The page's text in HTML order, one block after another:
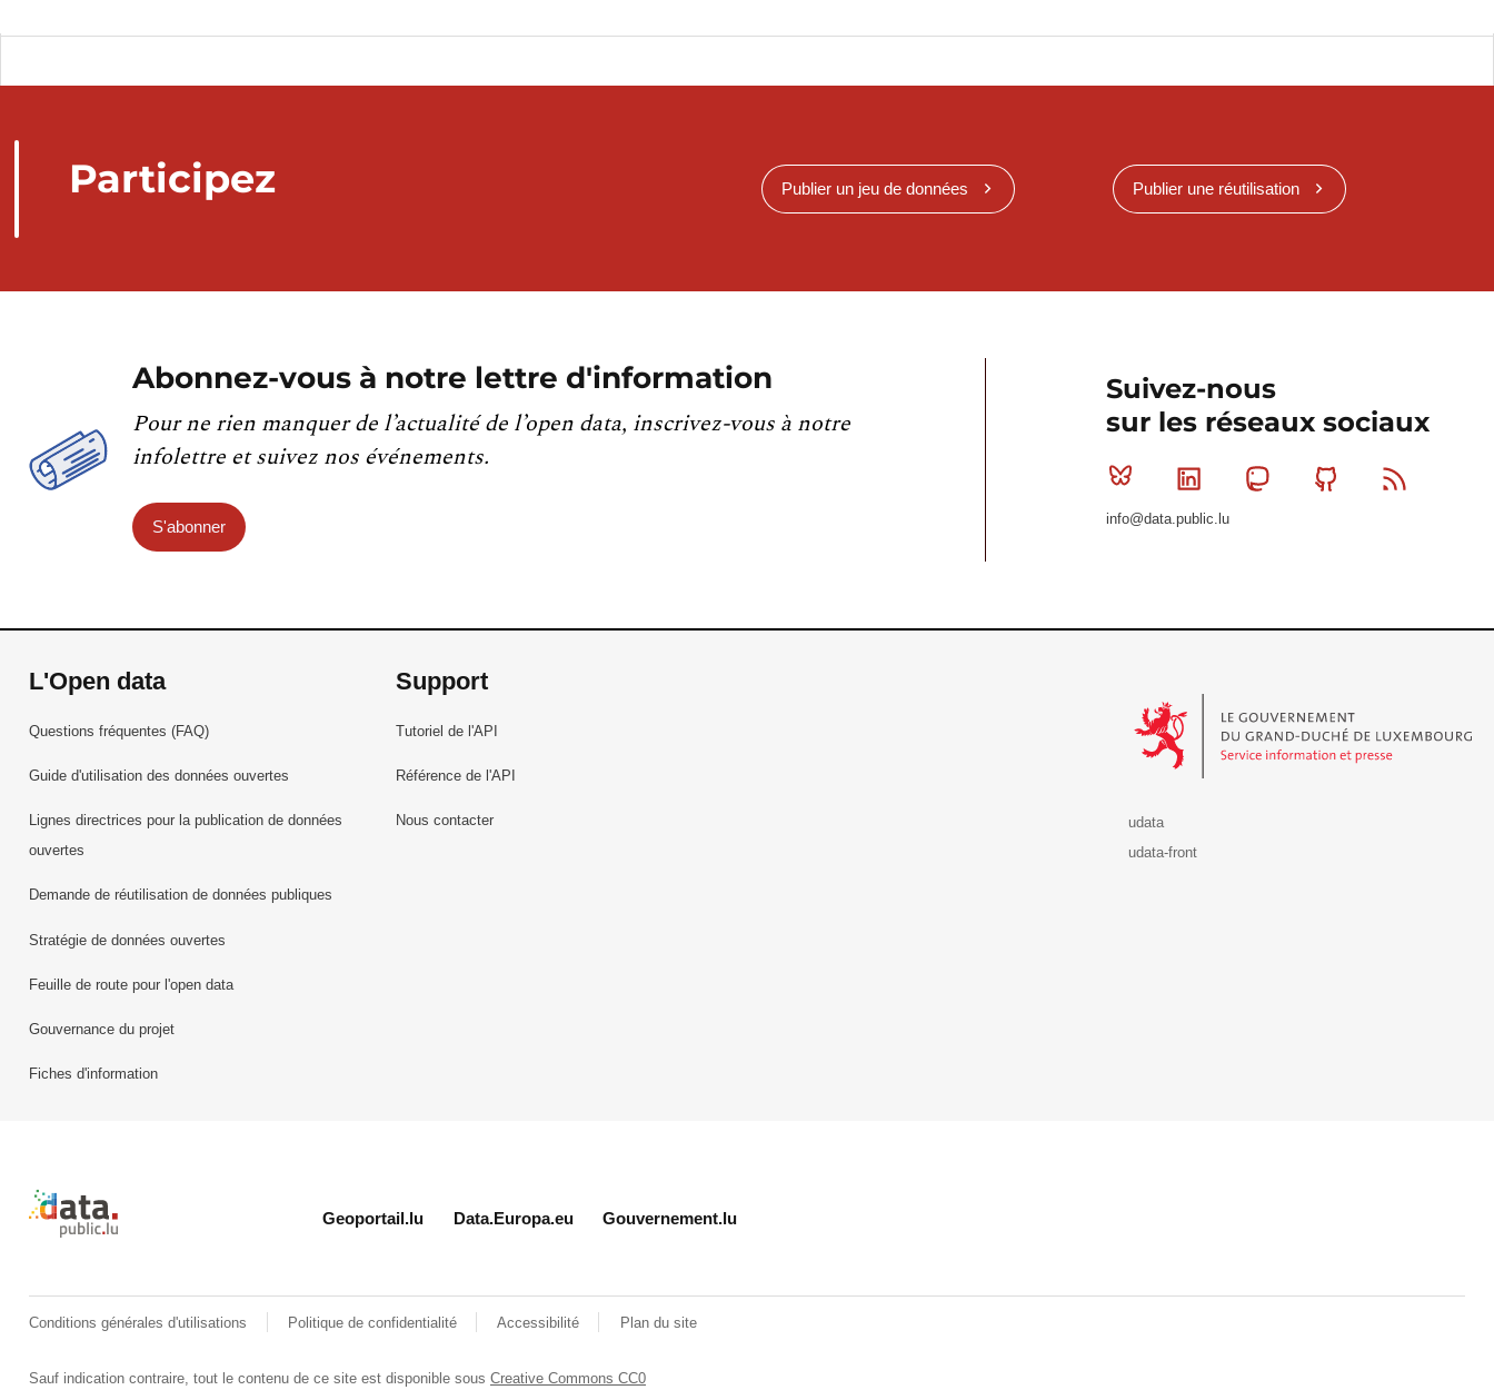
Participez Publier un jeu de données Publier une réutilisation
Abonnez-vous à notre lettre d'information
Pour ne rien manquer de l’actualité de l’open data, inscrivez-vous à notre
infolettre et suivez nos événements.
S'abonner
Suivez-nous
sur les réseaux sociaux
Bluesky Linkedin MastodonGithub
info@data.public.lu
L'Open data
Questions fréquentes (FAQ)
Guide d'utilisation des données ouvertes
Lignes directrices pour la publication de données
ouvertes
Demande de réutilisation de données publiques
Stratégie de données ouvertes
Feuille de route pour l'open data
Gouvernance du projet
Fiches d'information
Support
Tutoriel de l'API
Référence de l'API
Nous contacter
udata
udata-front
Retour à l'accueil de data.public.lu
Geoportail.lu Data.Europa.eu Gouvernement.lu
Conditions générales d'utilisations Politique de confidentialité Accessibilité Plan du site
Sauf indication contraire, tout le contenu de ce site est disponible sousCreative Commons CC0